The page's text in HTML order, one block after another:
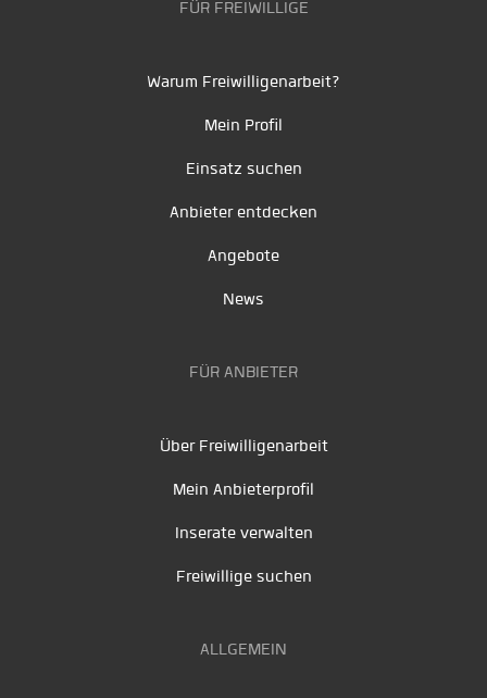
FÜR FREIWILLIGE
Warum Freiwilligenarbeit?
Mein Profil
Einsatz suchen
Anbieter entdecken
Angebote
News
FÜR ANBIETER
Über Freiwilligenarbeit
Mein Anbieterprofil
Inserate verwalten
Freiwillige suchen
ALLGEMEIN